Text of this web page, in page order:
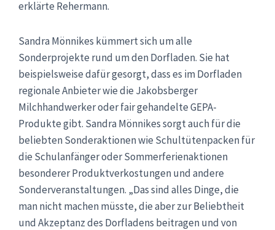
erklärte Rehermann.
Sandra Mönnikes kümmert sich um alle
Sonderprojekte rund um den Dorfladen. Sie hat
beispielsweise dafür gesorgt, dass es im Dorfladen
regionale Anbieter wie die Jakobsberger
Milchhandwerker oder fair gehandelte GEPA-
Produkte gibt. Sandra Mönnikes sorgt auch für die
beliebten Sonderaktionen wie Schultütenpacken für
die Schulanfänger oder Sommerferienaktionen
besonderer Produktverkostungen und andere
Sonderveranstaltungen. „Das sind alles Dinge, die
man nicht machen müsste, die aber zur Beliebtheit
und Akzeptanz des Dorfladens beitragen und von